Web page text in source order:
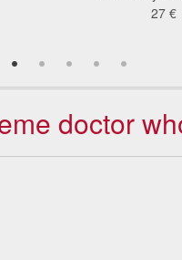
27 €
doctor